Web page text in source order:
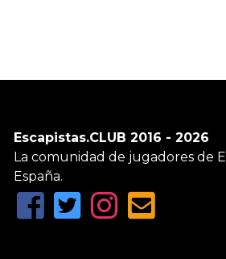
Escapistas.CLUB 2016 - 2026
La comunidad de jugadores de
España.